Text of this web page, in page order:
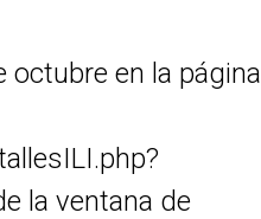
octubre en la página
la ventana de